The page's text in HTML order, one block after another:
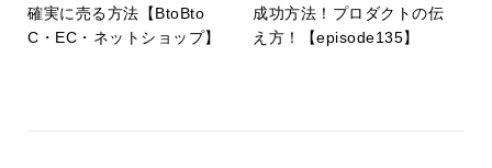
確実に売る方法【BtoBto
C・EC・ネットショップ】
成功方法！プロダクトの伝
え方！【episode135】